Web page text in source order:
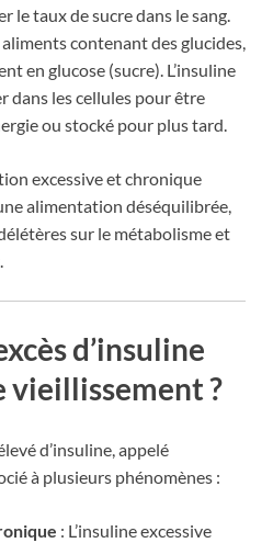
le taux de sucre dans le sang.
contenant des glucides,
en glucose (sucre). L’insuline
dans les cellules pour être
ou stocké pour plus tard.
excessive et chronique
alimentation déséquilibrée,
sur le métabolisme et
d’insuline
vieillissement ?
d’insuline, appelé
à plusieurs phénomènes :
: L’insuline excessive